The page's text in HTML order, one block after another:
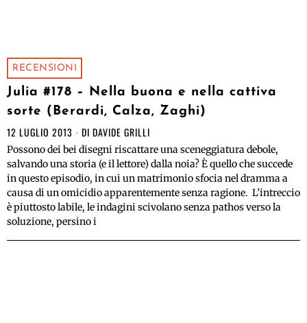
RECENSIONI
Julia #178 – Nella buona e nella cattiva
sorte (Berardi, Calza, Zaghi)
12 LUGLIO 2013 DI DAVIDE GRILLI
Possono dei bei disegni riscattare una sceneggiatura debole,
salvando una storia (e il lettore) dalla noia? È quello che succede
in questo episodio, in cui un matrimonio sfocia nel dramma a
causa di un omicidio apparentemente senza ragione. L’intreccio
è piuttosto labile, le indagini scivolano senza pathos verso la
soluzione, persino i